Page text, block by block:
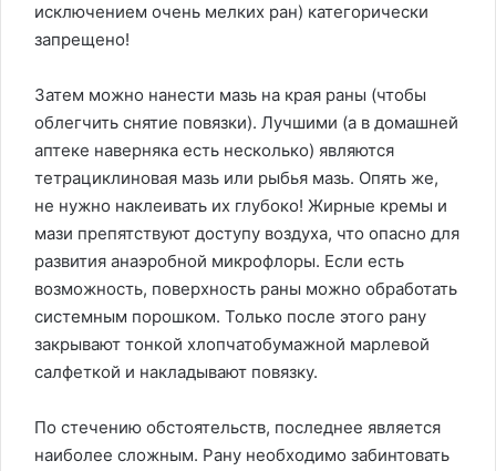
исключением очень мелких ран) категорически
запрещено!
Затем можно нанести мазь на края раны (чтобы
облегчить снятие повязки). Лучшими (а в домашней
аптеке наверняка есть несколько) являются
тетрациклиновая мазь или рыбья мазь. Опять же,
не нужно наклеивать их глубоко! Жирные кремы и
мази препятствуют доступу воздуха, что опасно для
развития анаэробной микрофлоры. Если есть
возможность, поверхность раны можно обработать
системным порошком. Только после этого рану
закрывают тонкой хлопчатобумажной марлевой
салфеткой и накладывают повязку.
По стечению обстоятельств, последнее является
наиболее сложным. Рану необходимо забинтовать